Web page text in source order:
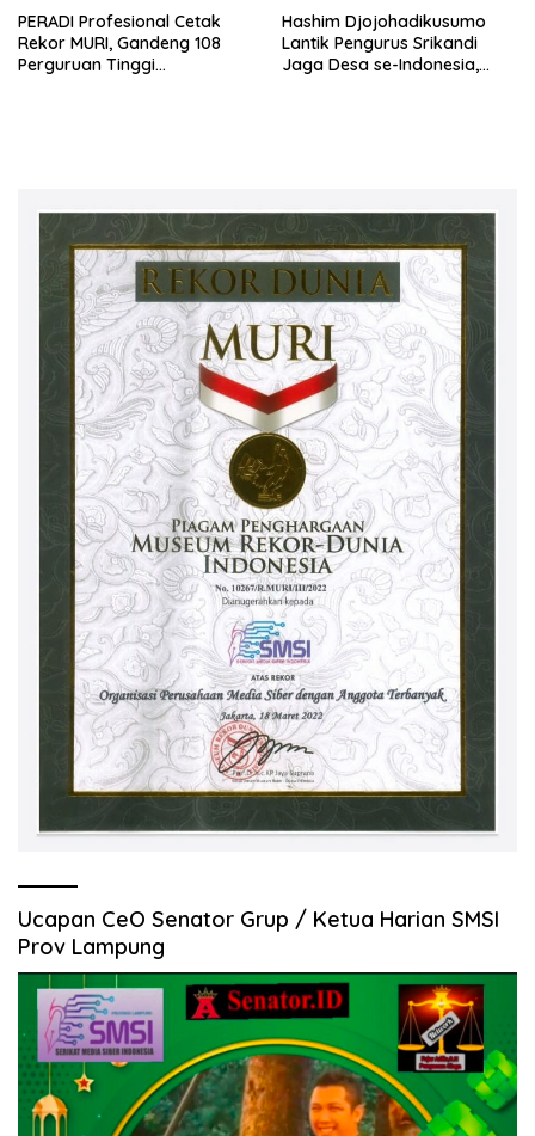
PERADI Profesional Cetak
Rekor MURI, Gandeng 108
Perguruan Tinggi
Hashim Djojohadikusumo
Lantik Pengurus Srikandi
Jaga Desa se-Indonesia,
Ucapan CeO Senator Grup / Ketua Harian SMSI
Prov Lampung